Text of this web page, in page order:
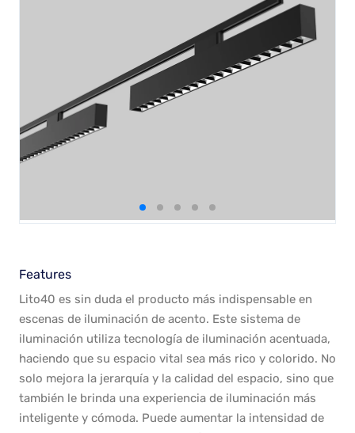
Features
Lito40 es sin duda el producto más indispensable en
escenas de iluminación de acento. Este sistema de
iluminación utiliza tecnología de iluminación acentuada,
haciendo que su espacio vital sea más rico y colorido. No
solo mejora la jerarquía y la calidad del espacio, sino que
también le brinda una experiencia de iluminación más
inteligente y cómoda. Puede aumentar la intensidad de